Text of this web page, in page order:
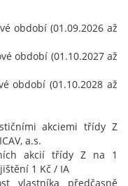
období (01.09.2026 až
období (01.10.2027 až
období (01.10.2028 až
akciemi třídy Z
a.s.
akcií třídy Z na 1
1 Kč / IA
vlastníka předčasně